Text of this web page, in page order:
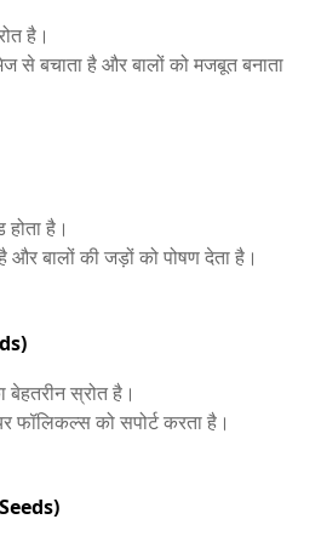
है।
से बचाता है और बालों को मजबूत बनाता
है।
बालों की जड़ों को पोषण देता है।
स्रोत है।
को सपोर्ट करता है।